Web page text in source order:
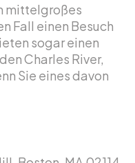
mittelgroßes
Fall einen Besuch
sogar einen
Charles River,
Sie eines davon